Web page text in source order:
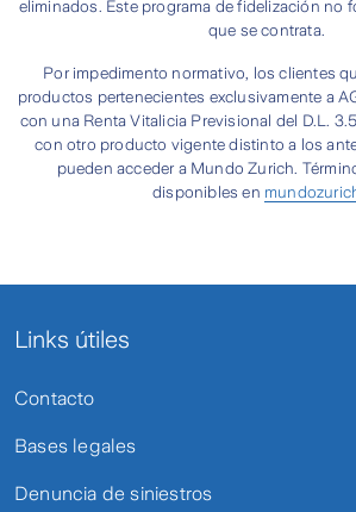
eliminados. Este programa de fidelización no
que se contrata.
Por impedimento normativo, los clientes
productos pertenecientes exclusivamente a
con una Renta Vitalicia Previsional del D.L.
con otro producto vigente distinto a los
pueden acceder a Mundo Zurich.
disponibles en
Links útiles
Contacto
Bases legales
Denuncia de siniestros